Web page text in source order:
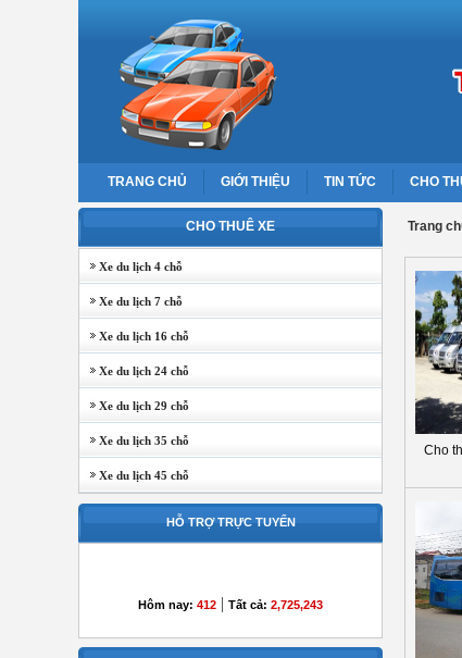
TRANG CHỦ GIỚI THIỆU TIN TỨC CHO
CHO THUÊ XE
Xe du lịch 4 chỗ
Xe du lịch 7 chỗ
Xe du lịch 16 chỗ
Xe du lịch 24 chỗ
Xe du lịch 29 chỗ
Xe du lịch 35 chỗ
Xe du lịch 45 chỗ
HỖ TRỢ TRỰC TUYẾN
Hôm nay: 412 | Tất cả: 2,725,243
Trang
Cho